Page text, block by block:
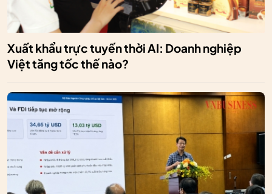
Xuất khẩu trực tuyến thời AI: Doanh nghiệp
Việt tăng tốc thế nào?